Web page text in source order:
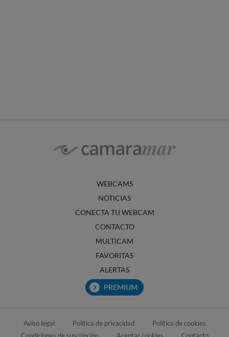
WEBCAMS
NOTICIAS
CONECTA TU WEBCAM
CONTACTO
MULTICAM
FAVORITAS
ALERTAS
PREMIUM
Aviso legal Política de privacidad
Política de cookies